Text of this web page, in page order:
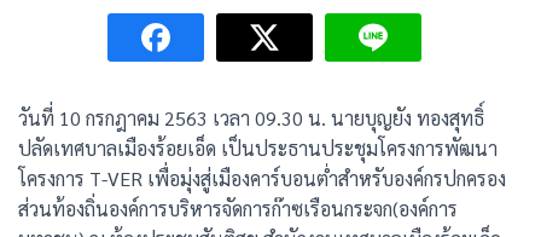
วันที่ 10 กรกฎาคม 2563 เวลา 09.30 น. นายบุญยัง ทองสุทธิ์
ปลัดเทศบาลเมืองร้อยเอ็ด เป็นประธานประชุมโครงการพัฒนา
โครงการ T-VER เพื่อมุ่งสู่เมืองคาร์บอนต่ำสำหรับองค์กรปกครอง
ส่วนท้องถิ่นองค์การบริหารจัดการก๊าซเรือนกระจก(องค์การ